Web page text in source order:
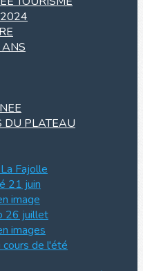
ANS
DU PLATEAU
Fajolle
21 juin
image
26 juillet
images
cours de l'été